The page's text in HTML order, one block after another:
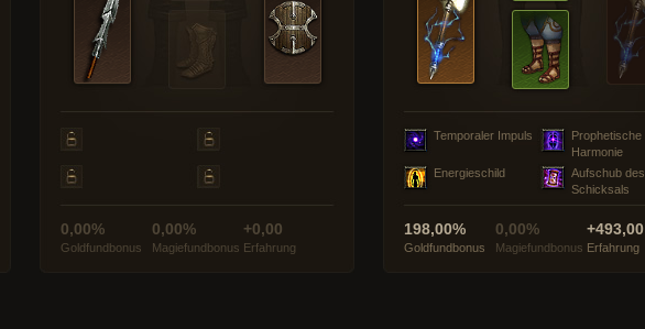
0,00%
Goldfundbonus
0,00%
Magiefundbonus
+0,00
Erfahrung
Temporaler Impuls
Prophetische
Harmonie
Energieschild
Aufschub des
Schicksals
198,00%
Goldfundbonus
0,00%
Magiefundbonus
+493,00
Erfahrung